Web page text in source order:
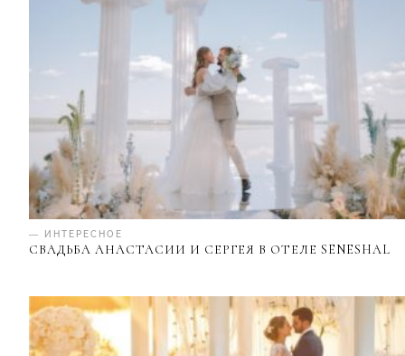
— ИНТЕРЕСНОЕ
СВАДЬБА АНАСТАСИИ И СЕРГЕЯ В ОТЕЛЕ SENESHAL